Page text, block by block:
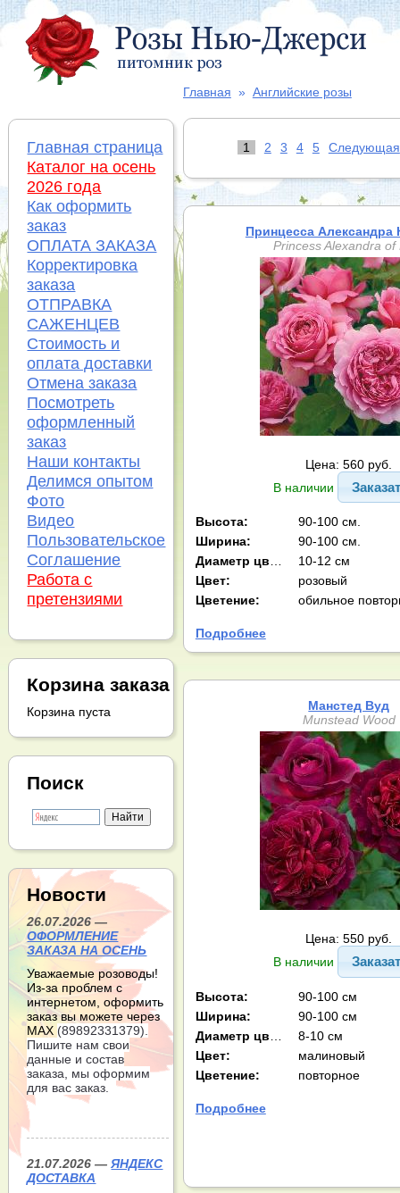
Главная » Английские розы
1 2 3 4 5 Следующая
Принцесса Александра
Princess Alexandra of
Цена: 560 руб.
В наличии
Высота:
90-100 см.
Ширина:
90-100 см.
Диаметр цв-ка:
10-12 см
Цвет:
розовый
Цветение:
обильное
Подробнее
Манстед Вуд
Munstead Wood
Цена: 550 руб.
В наличии
Высота:
90-100 см
Ширина:
90-100 см
8-10 см
Цвет:
малиновый
Цветение:
повторное
Подробнее
Главная страница
Каталог на осень
2026 года
Как оформить
заказ
ОПЛАТА ЗАКАЗА
Корректировка
заказа
ОТПРАВКА
САЖЕНЦЕВ
Стоимость и
оплата доставки
Отмена заказа
Посмотреть
оформленный
заказ
Наши контакты
Делимся опытом
Фото
Видео
Пользовательское
Соглашение
Работа с
претензиями
Корзина заказа
Корзина пуста
Поиск
Новости
26.07.2026 —
ОФОРМЛЕНИЕ
ЗАКАЗА НА ОСЕНЬ
Уважаемые розоводы!
Из-за проблем с
интернетом, оформить
заказ вы можете через
МАХ (89892331379).
Пишите нам свои
данные и состав
заказа, мы оформим
для вас заказ.
21.07.2026 —ЯНДЕКС
ДОСТАВКА